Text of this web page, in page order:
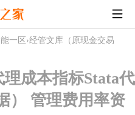
一区 ›经管文库（原现金交易
理成本指标Stata代
） 管理费用率资